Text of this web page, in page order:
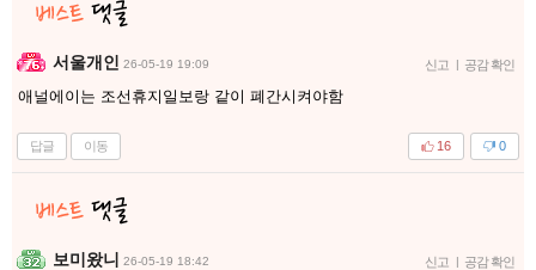
서울개인 26-05-19 19:09 신고 | 공감 확인
애널에이는 조선휴지일보랑 같이 폐간시켜야함
답글 이동 0
16
보미왔니 26-05-19 18:42 신고 | 공감 확인